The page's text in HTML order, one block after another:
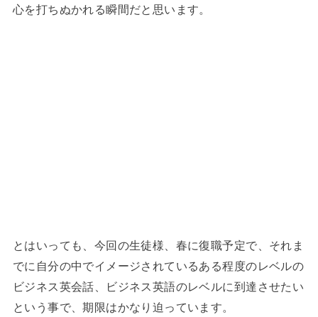
心を打ちぬかれる瞬間だと思います。
とはいっても、今回の生徒様、春に復職予定で、それま
でに自分の中でイメージされているある程度のレベルの
ビジネス英会話、ビジネス英語のレベルに到達させたい
という事で、期限はかなり迫っています。